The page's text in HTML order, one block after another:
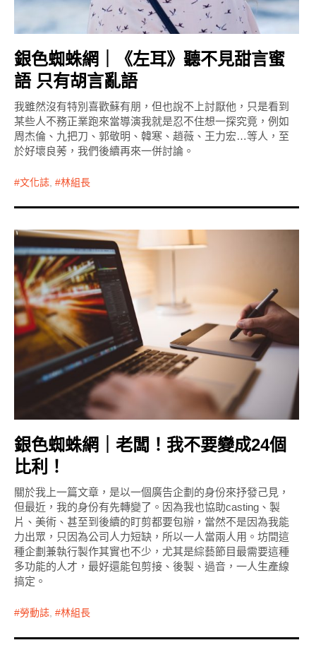
銀色蜘蛛網｜《左耳》聽不見甜言蜜
語 只有胡言亂語
我雖然沒有特別喜歡蘇有朋，但也說不上討厭他，只是看到
某些人不務正業跑來當導演我就是忍不住想一探究竟，例如
周杰倫、九把刀、郭敬明、韓寒、趙薇、王力宏…等人，至
於好壞良莠，我們後續再來一併討論。
文化誌 , 林組長
銀色蜘蛛網｜老闆！我不要變成24個
比利！
關於我上一篇文章，是以一個廣告企劃的身份來抒發己見，
但最近，我的身份有先轉變了。因為我也協助casting、製
片、美術、甚至到後續的盯剪都要包辦，當然不是因為我能
力出眾，只因為公司人力短缺，所以一人當兩人用。坊間這
種企劃兼執行製作其實也不少，尤其是綜藝節目最需要這種
多功能的人才，最好還能包剪接、後製、過音，一人生產線
搞定。
勞動誌 , 林組長